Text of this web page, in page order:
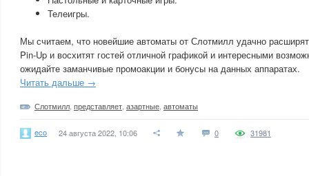
Телеигры.
Мы считаем, что новейшие автоматы от Слотмилл удачно
Pin-Up и восхитят гостей отличной графикой и интересными
ожидайте заманчивые промоакции и бонусы на данных аппаратах.
Читать дальше →
Слотмилл представляет азартные автоматы
eco 24 августа 2022, 10:06 0 31981